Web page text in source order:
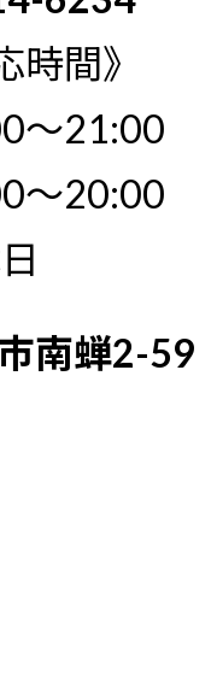
時間》
〜21:00
〜20:00
南蝉2-59